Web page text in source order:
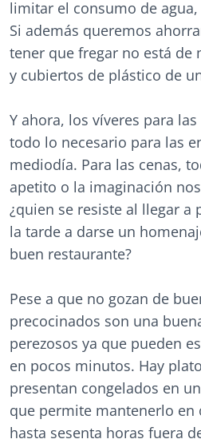
limitar el consumo de
Si además queremos
tener que fregar no está de
y cubiertos de plástico de
Y ahora, los víveres para
todo lo necesario para las
mediodía. Para las cenas,
apetito o la imaginación
¿quien se resiste al llegar a
la tarde a darse un
buen restaurante?
Pese a que no gozan de
precocinados son una
perezosos ya que pueden
en pocos minutos. Hay
presentan congelados en
que permite mantenerlo
hasta sesenta horas fuera